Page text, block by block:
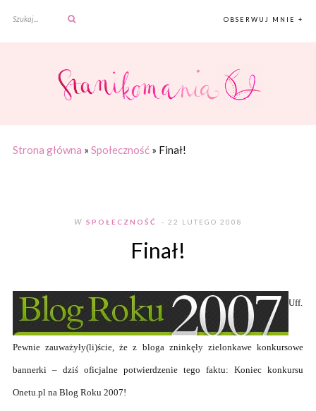
OBSERWUJ MNIE +
Strona główna » Społeczność» Finał!
W SPOŁECZNOŚĆ - 22 LUTEGO 2008
Finał!
Uff.
Pewnie zauważyły(li)ście, że z bloga zninkęły zielonkawe konkursowe
bannerki – dziś oficjalne potwierdzenie tego faktu: Koniec konkursu
Onetu.pl na Blog Roku 2007!